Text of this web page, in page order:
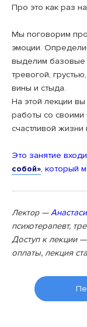
Про это как раз
Мы поговорим
эмоции.
выделим базовые
тревогой,
вины и стыда.
На этой лекции вы
работы со своими
счастливой
Это занятие
собой», который
Лектор—
психотерапевт,
Доступ к лекции
оплаты, лекция